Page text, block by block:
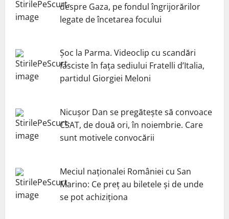
despre Gaza, pe fondul îngrijorărilor
legate de încetarea focului
Șoc la Parma. Videoclip cu scandări
fasciste în fața sediului Fratelli d’Italia,
partidul Giorgiei Meloni
Nicuşor Dan se pregăteşte să convoace
CSAT, de două ori, în noiembrie. Care
sunt motivele convocării
Meciul naționalei României cu San
Marino: Ce preț au biletele și de unde
se pot achiziționa